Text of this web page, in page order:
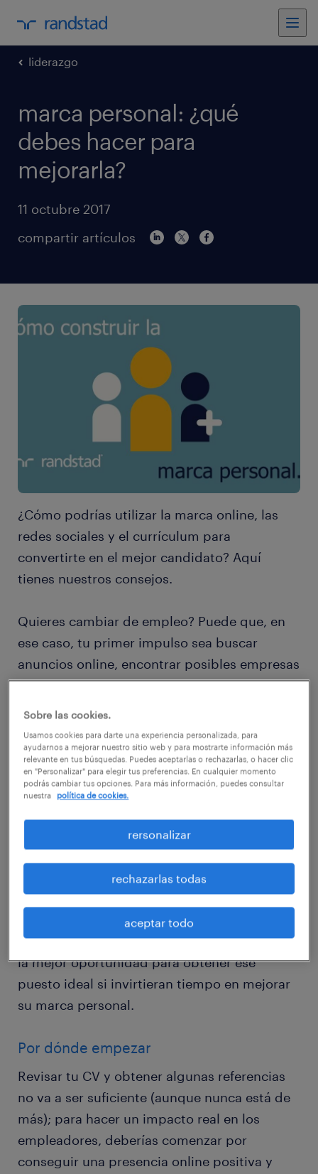
liderazgo
marca personal: ¿qué
debes hacer para
mejorarla?
11 octubre 2017
compartir artículos
¿Cómo podrías utilizar la marca online, las
redes sociales y el currículum para
convertirte en el mejor candidato? Aquí
tienes nuestros consejos.
Quieres cambiar de empleo? Puede que, en
ese caso, tu primer impulso sea buscar
anuncios online, encontrar posibles empresas
o establecer contactos con personas que ya
conozcas, pero ¿y si ese no debiera ser el
primer paso?, ¿y si empezaras por mirarte al
espejo?
Quizás no se trate de mirar literalmente tu
empresas hacen su mejor esfuerzo en
para mejorar su marca hacia a los empleados.
Esto les consigue los mejores candidatos y
trabajadores. A la inversa también: los
buscadores de empleo se darían a sí mismos
la mejor oportunidad para obtener ese
puesto ideal si invirtieran tiempo en mejorar
su marca personal.
Por dónde empezar
Revisar tu CV y obtener algunas referencias
no va a ser suficiente (aunque nunca está de
más); para hacer un impacto real en los
empleadores, deberías comenzar por
conseguir una presencia online positiva y
Sobre las cookies.
Usamos cookies para darte una experiencia personalizada, para
ayudarnos a mejorar nuestro sitio web y para mostrarte información más
relevante en tus búsquedas. Puedes aceptarlas o rechazarlas, o hacer clic
en "Personalizar" para elegir tus preferencias. En cualquier momento
podrás cambiar tus opciones. Para más información, puedes consultar
nuestra
política de cookies.
rersonalizar
rechazarlas todas
aceptar todo